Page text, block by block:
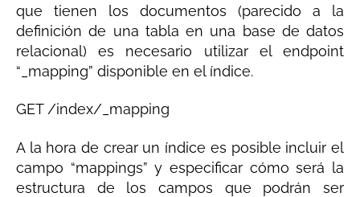
que tienen los documentos (parecido a la
definición de una tabla en una base de datos
relacional) es necesario utilizar el endpoint
“_mapping” disponible en el índice.
GET /index/_mapping
A la hora de crear un índice es posible incluir el
campo “mappings” y especificar cómo será la
estructura de los campos que podrán ser